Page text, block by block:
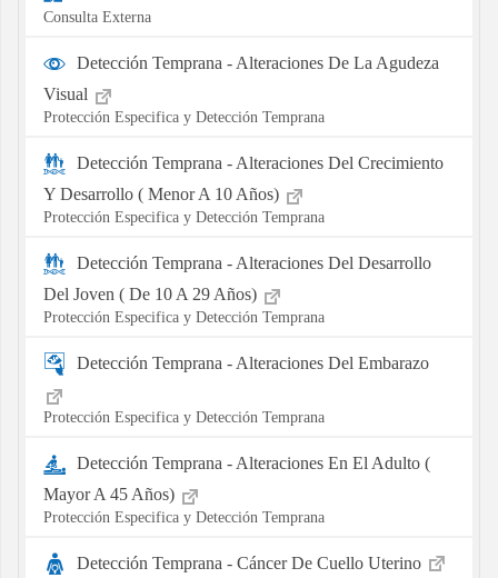
Consulta Externa
Detección Temprana - Alteraciones De La Agudeza
Visual
Protección Especifica y Detección Temprana
Detección Temprana - Alteraciones Del Crecimiento
Y Desarrollo ( Menor A 10 Años)
Protección Especifica y Detección Temprana
Detección Temprana - Alteraciones Del Desarrollo
Del Joven ( De 10 A 29 Años)
Protección Especifica y Detección Temprana
Detección Temprana - Alteraciones Del Embarazo
Protección Especifica y Detección Temprana
Detección Temprana - Alteraciones En El Adulto (
Mayor A 45 Años)
Protección Especifica y Detección Temprana
Detección Temprana - Cáncer De Cuello Uterino